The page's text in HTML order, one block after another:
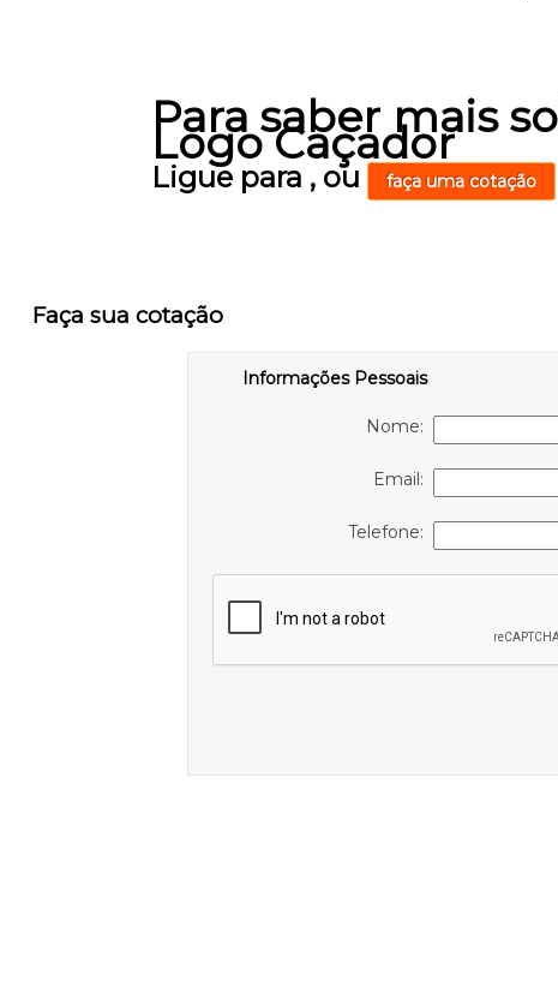
Para saber mais
Logo Caçador
Ligue para , ou faça uma cotação
Faça sua cotação
Informações Pessoais
Nome:
Email:
Telefone: